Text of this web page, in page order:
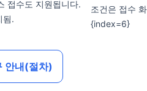
접수도 지원됩니다.
됨.
안내(절차)
조건은 접수
{index=6}